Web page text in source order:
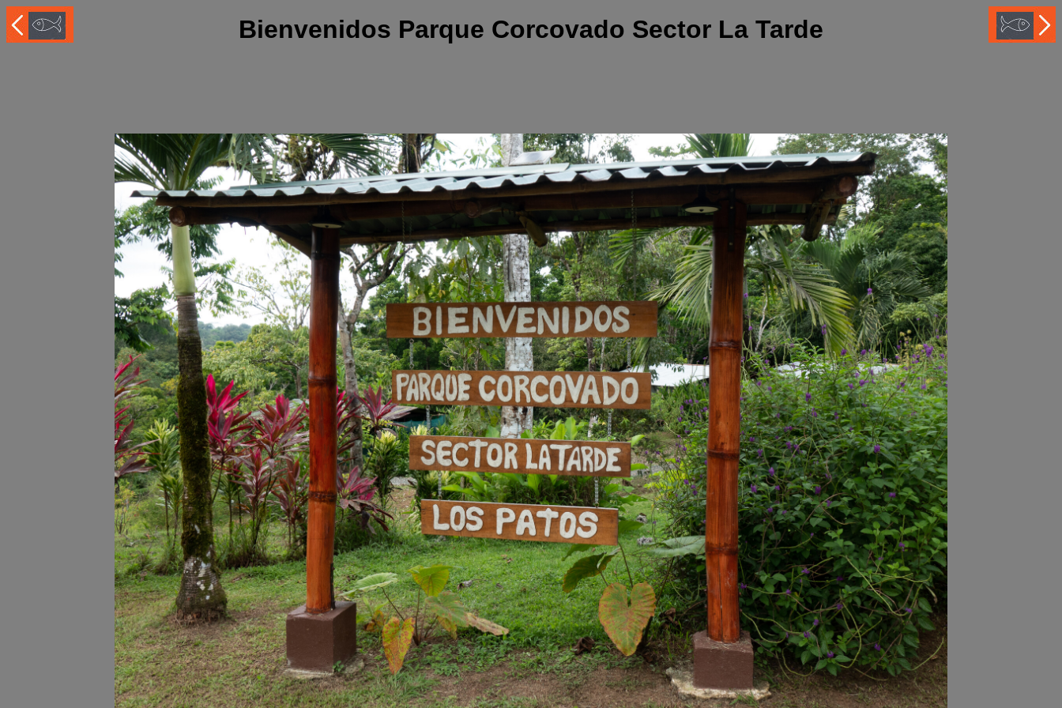
Bienvenidos Parque Corcovado Sector La Tarde